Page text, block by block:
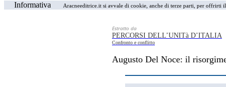
Informativa Aracneeditrice.it si avvale di cookie, anche di terze parti, per
Estratto da
PERCORSI DELL’UNITà D’ITALIA
Confronto e conflitto
Augusto Del Noce: il